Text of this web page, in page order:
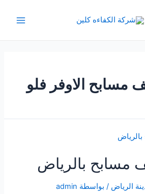
مسابح الاوفر فلو
مسابح بالرياض
الرياض / بواسطة admin